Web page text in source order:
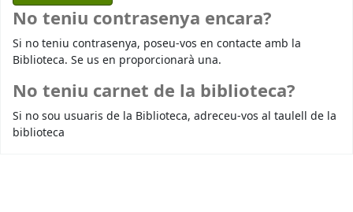
No teniu contrasenya encara?
Si no teniu contrasenya, poseu-vos en contacte amb la
Biblioteca. Se us en proporcionarà una.
No teniu carnet de la biblioteca?
Si no sou usuaris de la Biblioteca, adreceu-vos al taulell de la
biblioteca